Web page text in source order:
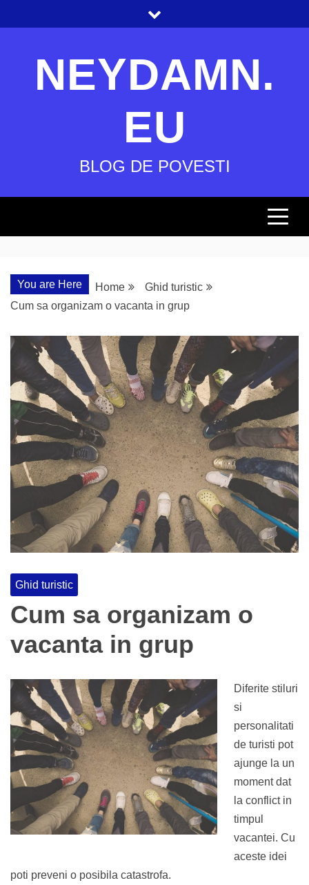
to
NEYDAMN.
EU
BLOG DE POVESTI
You are Here Home
Ghid turistic
Cum sa organizam o vacanta in grup
Ghid turistic
Cum sa organizam o
vacanta in grup
Diferite stiluri
si
personalitati
de turisti pot
ajunge la un
moment dat
la conflict in
timpul
vacantei. Cu
aceste idei
poti preveni o posibila catastrofa.